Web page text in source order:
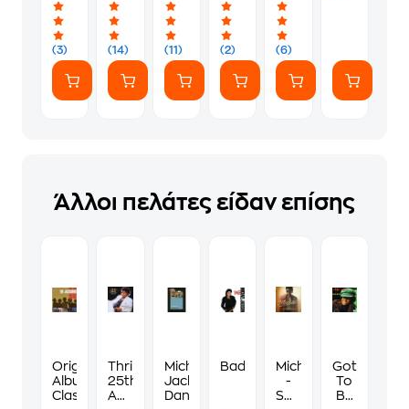
(3) (14) (11) (2) (6)
Άλλοι πελάτες είδαν επίσης
Original
Album
Classics
Thriller
25th
Anniversary
Michael
Jackson's
Dangerous
Bad
Michael
-
Songs
Got
To
Be